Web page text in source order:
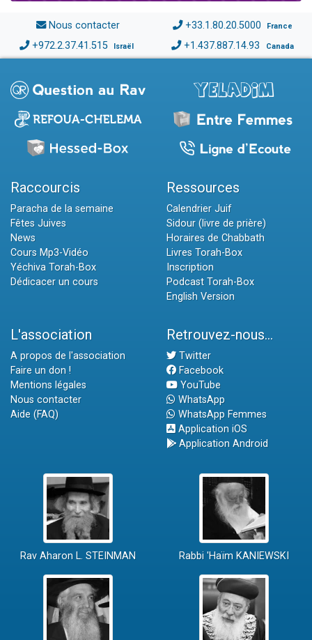
Nous contacter +33.1.80.20.5000 France
+972.2.37.41.515 Israël +1.437.887.14.93 Canada
Raccourcis
Paracha de la semaine
Fêtes Juives
News
Cours Mp3-Vidéo
Yéchiva Torah-Box
Dédicacer un cours
Ressources
Calendrier Juif
Sidour (livre de prière)
Horaires de Chabbath
Livres Torah-Box
Inscription
Podcast Torah-Box
English Version
L'association
A propos de l'association
Faire un don !
Mentions légales
Nous contacter
Aide (FAQ)
Retrouvez-nous...
Twitter
Facebook
YouTube
WhatsApp
WhatsApp Femmes
Application iOS
Application Android
Rav Aharon L. STEINMAN Rabbi 'Haïm KANIEWSKI